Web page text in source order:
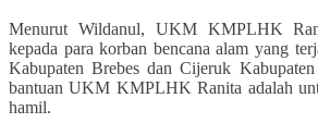
Menurut Wildanul, UKM KMPLHK
kepada para korban bencana alam yang
Kabupaten Brebes dan Cijeruk
bantuan UKM KMPLHK Ranita adalah
hamil.